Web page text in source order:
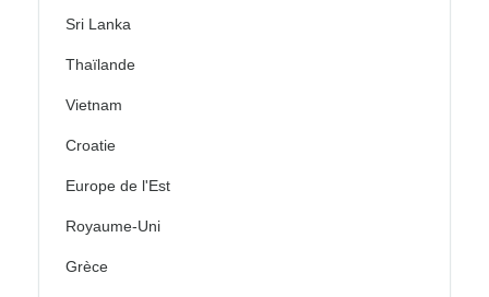
Sri Lanka
Thaïlande
Vietnam
Croatie
Europe de l'Est
Royaume-Uni
Grèce